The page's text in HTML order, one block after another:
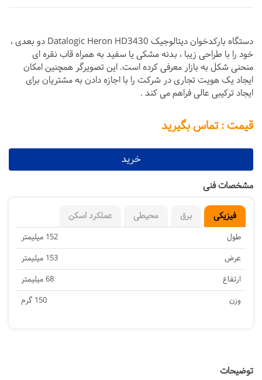
دستگاه بارکدخوان دیتالوجیک Datalogic Heron HD3430 دو بعدی ،
خود را با طراحی زیبا ، بدنه مشکی یا سفید به همراه قاب نقره ای
منحنی شکل به بازار معرفی کرده است. این تصویرگر همچنین امکان
ایجاد یک هویت تجاری در شرکت را با اجازه دادن به مشتریان برای
ایجاد ترکیبی عالی فراهم می کند .
قیمت : تماس بگیرید
خرید
مشخصات فنی
فیزیکی برق محیطی عملکرد اسکن
طول
152 میلیمتر
عرض
153 میلیمتر
ارتفاع
68 میلیمتر
وزن
150 گرم
توضیحات